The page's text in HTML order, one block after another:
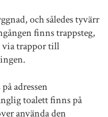
och således tyvärr
finns trappsteg,
via trappor till
adressen
toalett finns på
använda den